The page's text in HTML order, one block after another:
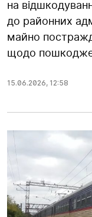
на
до районних
майно
щодо
15.06.2026, 12:58